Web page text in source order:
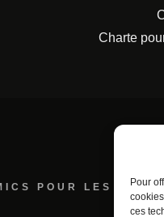
Pour
ces
Charte
POUR LES